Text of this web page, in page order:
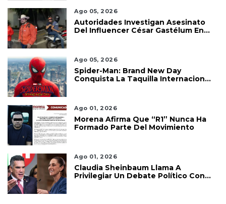
Ago 05, 2026
Autoridades Investigan Asesinato
Del Influencer César Gastélum En
Ago 05, 2026
Spider-Man: Brand New Day
Conquista La Taquilla Internacional
Ago 01, 2026
Morena Afirma Que “R1” Nunca Ha
Formado Parte Del Movimiento
Ago 01, 2026
Claudia Sheinbaum Llama A
Privilegiar Un Debate Político Con